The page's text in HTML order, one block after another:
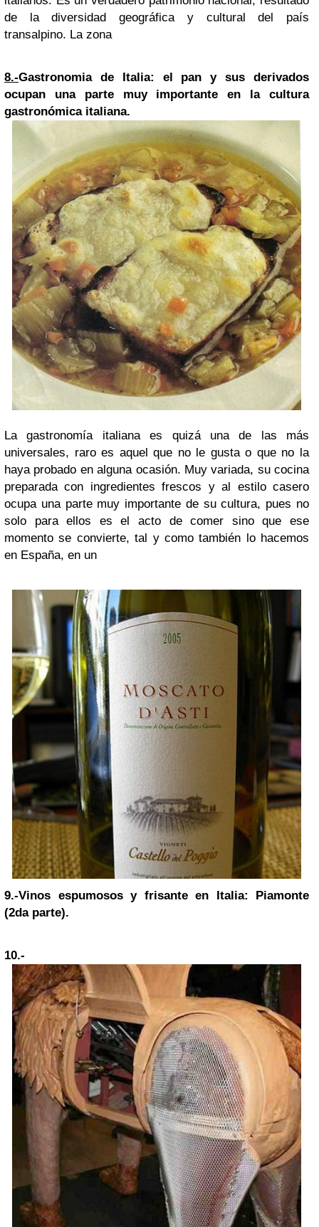
de la diversidad geográfica y cultural del país
transalpino. La zona
8.-Gastronomia de Italia: el pan y sus derivados
ocupan una parte muy importante en la cultura
gastronómica italiana.
La gastronomía italiana es quizá una de las más
universales, raro es aquel que no le gusta o que no la
haya probado en alguna ocasión. Muy variada, su cocina
preparada con ingredientes frescos y al estilo casero
ocupa una parte muy importante de su cultura, pues no
solo para ellos es el acto de comer sino que ese
momento se convierte, tal y como también lo hacemos
en España, en un
9.-Vinos espumosos y frisante en Italia: Piamonte
(2da parte).
10.-